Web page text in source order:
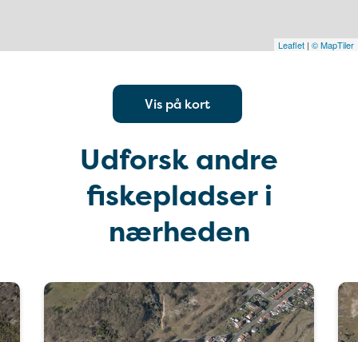
Leaflet | © MapTiler
Vis på kort
Udforsk andre
fiskepladser i
nærheden